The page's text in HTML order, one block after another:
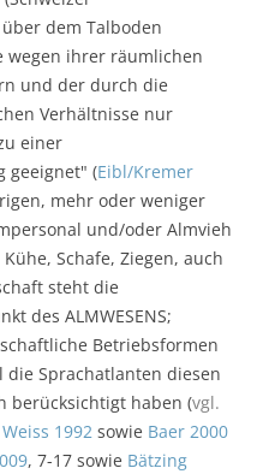
dem Talboden
wegen ihrer räumlichen
und der durch die
Verhältnisse nur
einer
geeignet" (Eibl/Kremer
mehr oder weniger
und/oder Almvieh
Schafe, Ziegen, auch
steht die
des ALMWESENS;
Betriebsformen
Sprachatlanten diesen
berücksichtigt haben (vgl.
Weiss 1992 sowie Baer 2000
, 7-17 sowie Bätzing